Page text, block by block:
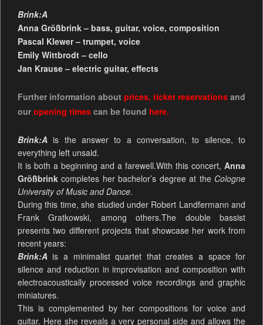
Brink:A
Anna Größbrink – bass, guitar, voice, composition
Pascal Klewer – trumpet, voice
Emily Wittbrodt – cello
Jan Krause – electric guitar, effects
Further information about prices,ticket reservations and
our opening timescan be found here.
Brink:Ais the answer to a conversation, to silence, to
everything left unsaid.
It is both a beginning and a farewell.With this concert,Anna
Größbrinkcompletes her bachelor’s degree at the Cologne
University of Music and Dance.
During this time, she studied under Robert Landfermann and
Frank Gratkowski, among others.The double bassist
presents two different projects that showcase her work from
recent years:
Brink:Ais a minimalist quartet that creates a space for
silence and reduction in improvisation and composition with
electroacoustically processed voice recordings and graphic
miniatures.
This is complemented by her compositions for voice and
guitar. Here she reveals a very personal side and allows the